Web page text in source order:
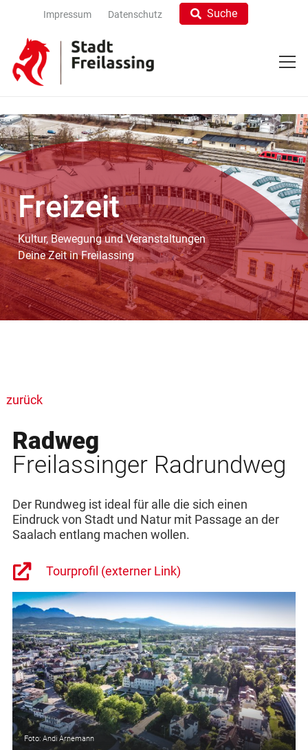
Impressum Datenschutz Suche
Freizeit
Kultur, Bewegung und Veranstaltungen
Deine Zeit in Freilassing
zurück
Radweg
Freilassinger Radrundweg
Der Rundweg ist ideal für alle die sich einen
Eindruck von Stadt und Natur mit Passage an der
Saalach entlang machen wollen.
Tourprofil (externer Link)
Foto: Andi Arnemann